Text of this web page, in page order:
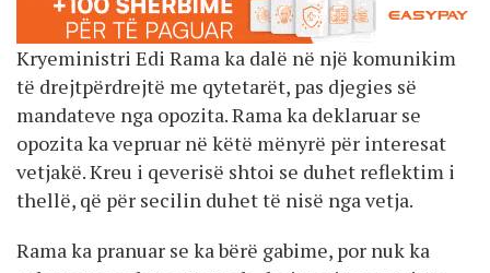
Kryeministri Edi Rama ka dalë në një komunikim
të drejtpërdrejtë me qytetarët, pas djegies së
mandateve nga opozita. Rama ka deklaruar se
opozita ka vepruar në këtë mënyrë për interesat
vetjakë. Kreu i qeverisë shtoi se duhet reflektim i
thellë, që për secilin duhet të nisë nga vetja.
Rama ka pranuar se ka bërë gabime, por nuk ka